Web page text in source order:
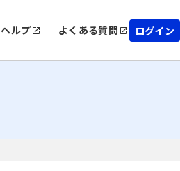
ヘルプ よくある質問 ログイン